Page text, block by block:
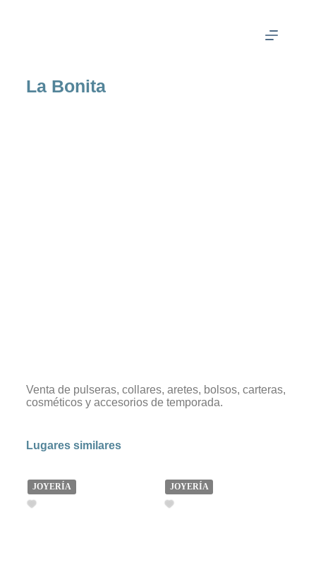
La Bonita
Venta de pulseras, collares, aretes, bolsos, carteras,
cosméticos y accesorios de temporada.
Lugares similares
JOYERÍA JOYERÍA